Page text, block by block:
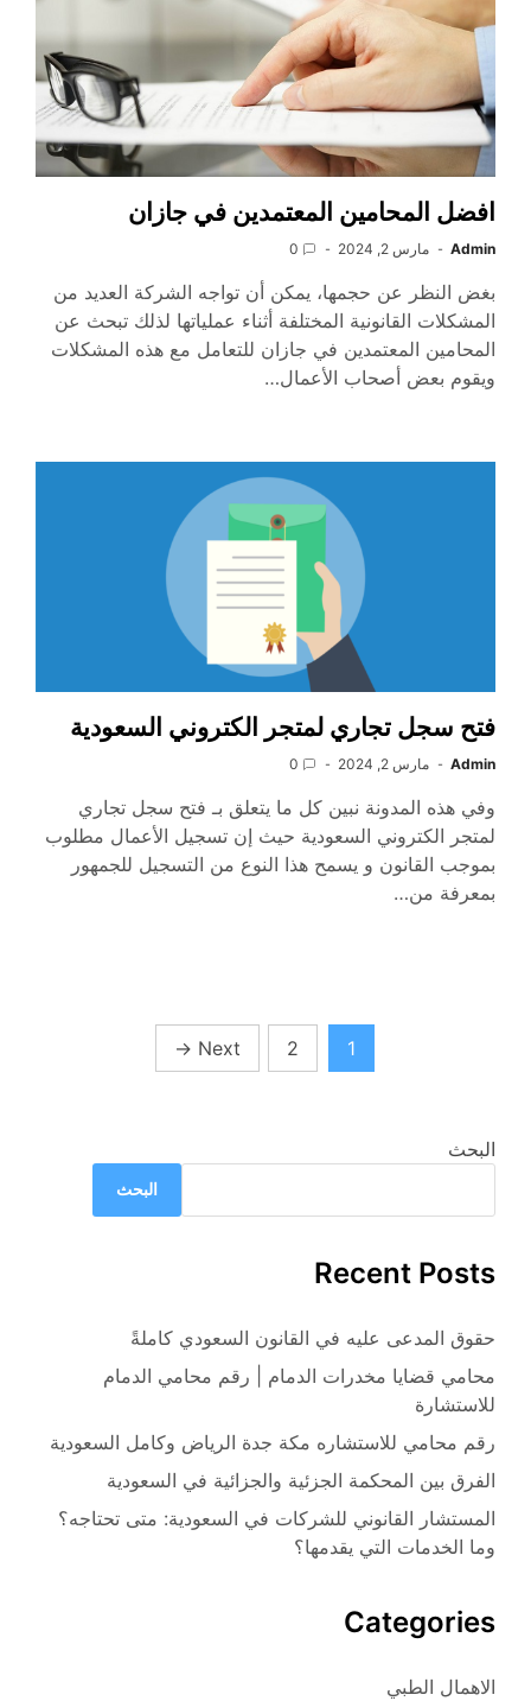
افضل المحامين المعتمدين في جازان
Admin مارس 2, 2024 0
بغض النظر عن حجمها، يمكن أن تواجه الشركة العديد من
المشكلات القانونية المختلفة أثناء عملياتها لذلك تبحث عن
المحامين المعتمدين في جازان للتعامل مع هذه المشكلات
ويقوم بعض أصحاب الأعمال…
فتح سجل تجاري لمتجر الكتروني السعودية
Admin مارس 2, 2024 0
وفي هذه المدونة نبين كل ما يتعلق بـ فتح سجل تجاري
لمتجر الكتروني السعودية حيث إن تسجيل الأعمال مطلوب
بموجب القانون و يسمح هذا النوع من التسجيل للجمهور
بمعرفة من…
1
2
Next
→
البحث
البحث
Recent Posts
حقوق المدعى عليه في القانون السعودي كاملةً
محامي قضايا مخدرات الدمام | رقم محامي الدمام
للاستشارة
رقم محامي للاستشاره مكة جدة الرياض وكامل السعودية
الفرق بين المحكمة الجزئية والجزائية في السعودية
المستشار القانوني للشركات في السعودية: متى تحتاجه؟
وما الخدمات التي يقدمها؟
Categories
الاهمال الطبي